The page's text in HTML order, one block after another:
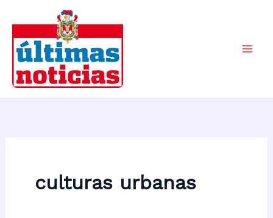
contenido
culturas urbanas